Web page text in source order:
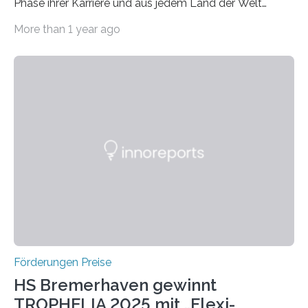
Phase ihrer Karriere und aus jedem Land der Welt
Leben gerufen, um die bemerkenswertesten
Foundation, des BIAL Award in Biomedicine ist in
More than 1 year ago
Förderungen Preise
HS Bremerhaven gewinnt
TROPHELIA 2025 mit „Flexi-